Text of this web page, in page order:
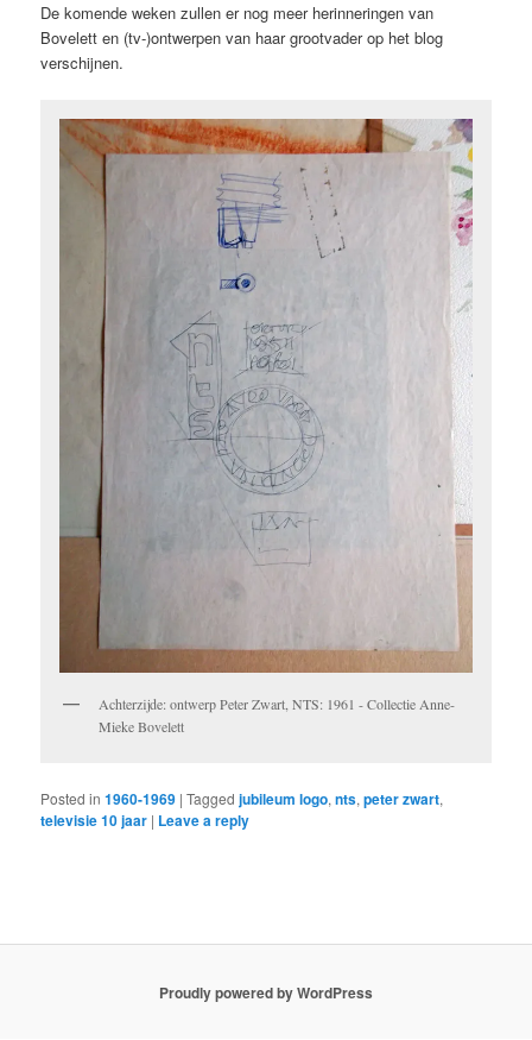
De komende weken zullen er nog meer herinneringen van
Bovelett en (tv-)ontwerpen van haar grootvader op het blog
verschijnen.
Achterzijde: ontwerp Peter Zwart, NTS: 1961 - Collectie Anne-
Mieke Bovelett
Posted in 1960-1969 |Tagged jubileum logo,nts,peter zwart,
televisie 10 jaar | Leave a reply
Proudly powered by WordPress